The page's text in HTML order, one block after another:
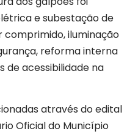
e subestação de
iluminação
reforma interna
de acessibilidade na
através do edital
Oficial do Município